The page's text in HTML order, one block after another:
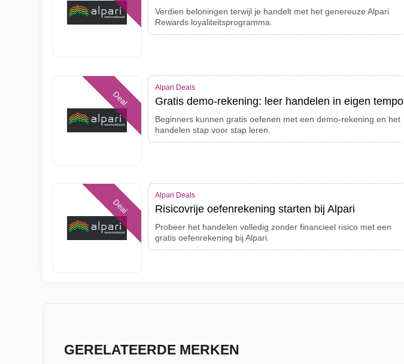
Verdien beloningen terwijl je handelt met het genereuze Alpari
Rewards loyaliteitsprogramma.
Deal
Alpari Deals
Gratis demo-rekening: leer handelen in eigen tempo
Beginners kunnen gratis oefenen met een demo-rekening en het
handelen stap voor stap leren.
Deal
Alpari Deals
Risicovrije oefenrekening starten bij Alpari
Probeer het handelen volledig zonder financieel risico met een
gratis oefenrekening bij Alpari.
GERELATEERDE MERKEN